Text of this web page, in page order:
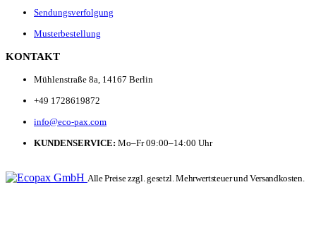
Sendungsverfolgung
Musterbestellung
KONTAKT
Mühlenstraße 8a, 14167 Berlin
+49 1728619872
info@eco-pax.com
KUNDENSERVICE: Mo–Fr 09:00–14:00 Uhr
Alle Preise zzgl. gesetzl. Mehrwertsteuer und Versandkosten.